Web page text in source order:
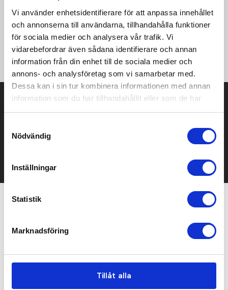
Vi använder enhetsidentifierare för att anpassa innehållet
och annonserna till användarna, tillhandahålla funktioner
för sociala medier och analysera vår trafik. Vi
vidarebefordrar även sådana identifierare och annan
information från din enhet till de sociala medier och
annons- och analysföretag som vi samarbetar med.
Dessa kan i sin tur kombinera informationen med annan
information som du har tillhandahållit eller som de har
samlat in när du har använt deras tjänster.
Nödvändig
Inställningar
Statistik
Marknadsföring
Tillåt alla
vattenavvisande front och elastisk mesh i ryggen för optimal
ventilation. Får enkelt plats i cykeltröjans ryggficka. • Ultralätt
återvunnen polyester, 43 g/m2 • Vind- och vattenavvisande
DWR-behandlat material • Mesh i ryggen • Borstad fleece på
kragens insida • Elastisk bandkantning nedtill • Reflekterande
detaljer
Prisuppgift på mailen?
Det går också utmärkt att bara ställa frågor!